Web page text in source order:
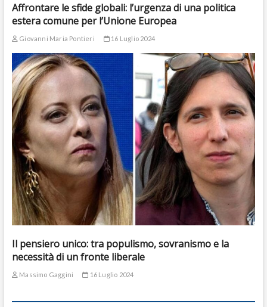
Affrontare le sfide globali: l’urgenza di una politica
estera comune per l’Unione Europea
Giovanni Maria Pontieri 16 Luglio 2024
Il pensiero unico: tra populismo, sovranismo e la
necessità di un fronte liberale
Massimo Gaggini 16 Luglio 2024